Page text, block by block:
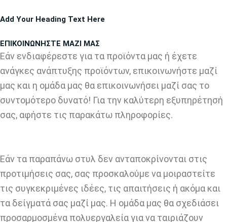
στο
Add Your Heading Text Here
ΕΠΙΚΟΙΝΩΝΗΣΤΕ ΜΑΖΙ ΜΑΣ
Εάν ενδιαφέρεστε για τα προϊόντα μας ή έχετε
ανάγκες ανάπτυξης προϊόντων, επικοινωνήστε μαζί
μας και η ομάδα μας θα επικοινωνήσει μαζί σας το
συντομότερο δυνατό! Για την καλύτερη εξυπηρέτησή
σας, αφήστε τις παρακάτω πληροφορίες.
Εάν τα παραπάνω στυλ δεν ανταποκρίνονται στις
προτιμήσεις σας, σας προσκαλούμε να μοιραστείτε
τις συγκεκριμένες ιδέες, τις απαιτήσεις ή ακόμα και
τα δείγματά σας μαζί μας. Η ομάδα μας θα σχεδιάσει
προσαρμοσμένα πολυεργαλεία για να ταιριάζουν